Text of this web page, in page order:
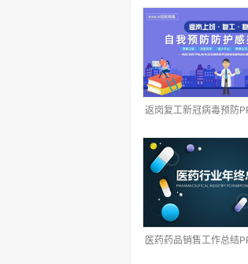
返岗复工新冠病毒预防
医药药品销售工作总结